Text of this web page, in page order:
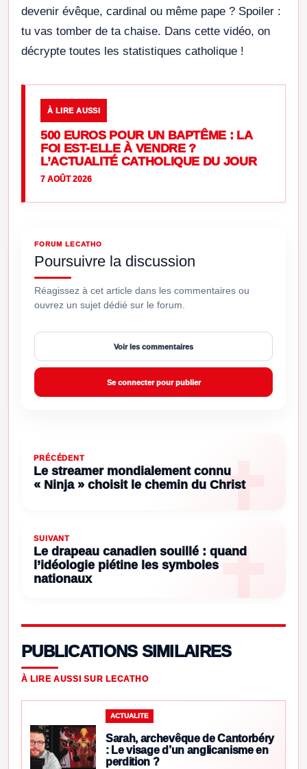
devenir évêque, cardinal ou même pape ? Spoiler :
tu vas tomber de ta chaise. Dans cette vidéo, on
décrypte toutes les statistiques catholique !
À LIRE AUSSI
500 EUROS POUR UN BAPTÊME : LA
FOI EST-ELLE À VENDRE ?
L’ACTUALITÉ CATHOLIQUE DU JOUR
7 AOÛT 2026
FORUM LECATHO
Poursuivre la discussion
Réagissez à cet article dans les commentaires ou
ouvrez un sujet dédié sur le forum.
Voir les commentaires
Se connecter pour publier
PRÉCÉDENT
Le streamer mondialement connu
« Ninja » choisit le chemin du Christ
SUIVANT
Le drapeau canadien souillé : quand
l’idéologie piétine les symboles
nationaux
PUBLICATIONS SIMILAIRES
À LIRE AUSSI SUR LECATHO
ACTUALITE
Sarah, archevêque de Cantorbéry
: Le visage d’un anglicanisme en
perdition ?